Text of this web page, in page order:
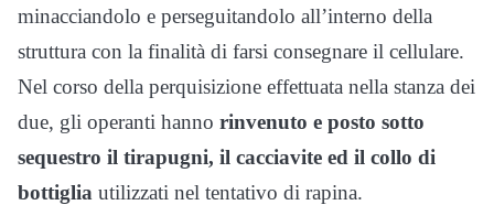
minacciandolo e perseguitandolo all’interno della
struttura con la finalità di farsi consegnare il cellulare.
Nel corso della perquisizione effettuata nella stanza dei
due, gli operanti hanno rinvenuto e posto sotto
sequestro il tirapugni, il cacciavite ed il collo di
bottiglia utilizzati nel tentativo di rapina.